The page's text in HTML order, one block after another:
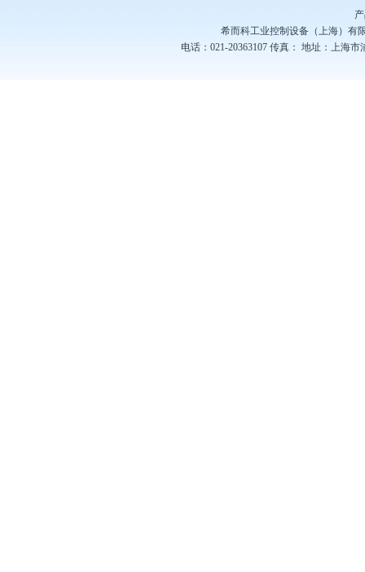
希而科工业控制设备（上海）有
电话：021-20363107 传真： 地址：上海市